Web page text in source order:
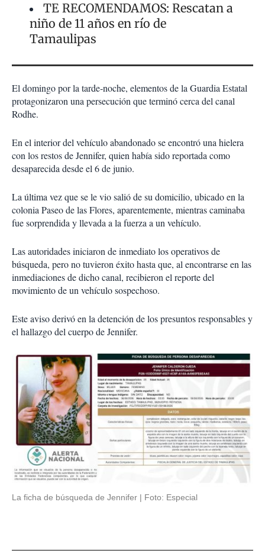
TE RECOMENDAMOS: Rescatan a
niño de 11 años en río de
Tamaulipas
El domingo por la tarde‑noche, elementos de la Guardia Estatal
protagonizaron una persecución que terminó cerca del canal
Rodhe.
En el interior del vehículo abandonado se encontró una hielera
con los restos de Jennifer, quien había sido reportada como
desaparecida desde el 6 de junio.
La última vez que se le vio salió de su domicilio, ubicado en la
colonia Paseo de las Flores, aparentemente, mientras caminaba
fue sorprendida y llevada a la fuerza a un vehículo.
Las autoridades iniciaron de inmediato los operativos de
búsqueda, pero no tuvieron éxito hasta que, al encontrarse en las
inmediaciones de dicho canal, recibieron el reporte del
movimiento de un vehículo sospechoso.
Este aviso derivó en la detención de los presuntos responsables y
el hallazgo del cuerpo de Jennifer.
La ficha de búsqueda de Jennifer Foto: Especial